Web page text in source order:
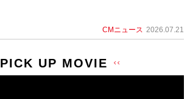
CMニュース 2026.07.21
PICK UP MOVIE